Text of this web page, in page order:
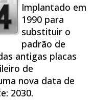
Implantado em
1990 para
substituir o
padrão de
antigas placas
de
nova data de
2030.